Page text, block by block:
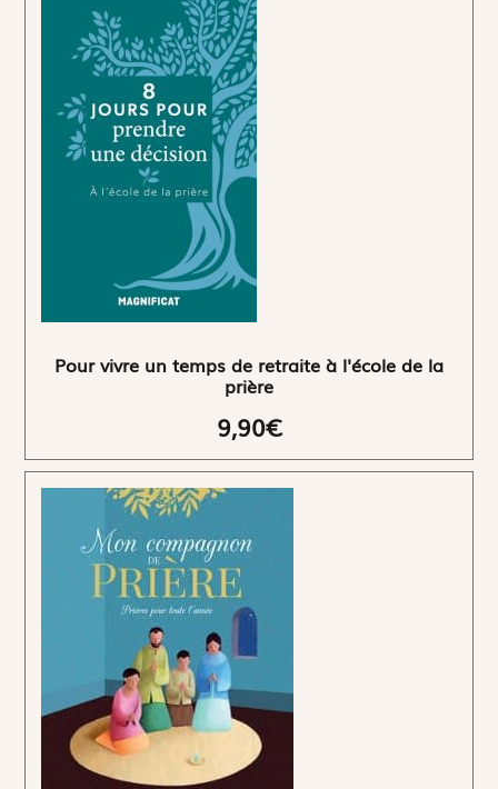
Pour vivre un temps de retraite à l'école de la
prière
9,90€